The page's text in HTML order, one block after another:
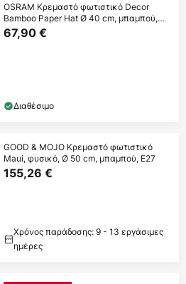
OSRAM Κρεμαστό φωτιστικό Decor
Bamboo Paper Hat Ø 40 cm, μπαμπού,
E27
67,90 €
Διαθέσιμο
GOOD & MOJO Κρεμαστό φωτιστικό
Maui, φυσικό, Ø 50 cm, μπαμπού, E27
155,26 €
Χρόνος παράδοσης: 9 - 13 εργάσιμες
ημέρες